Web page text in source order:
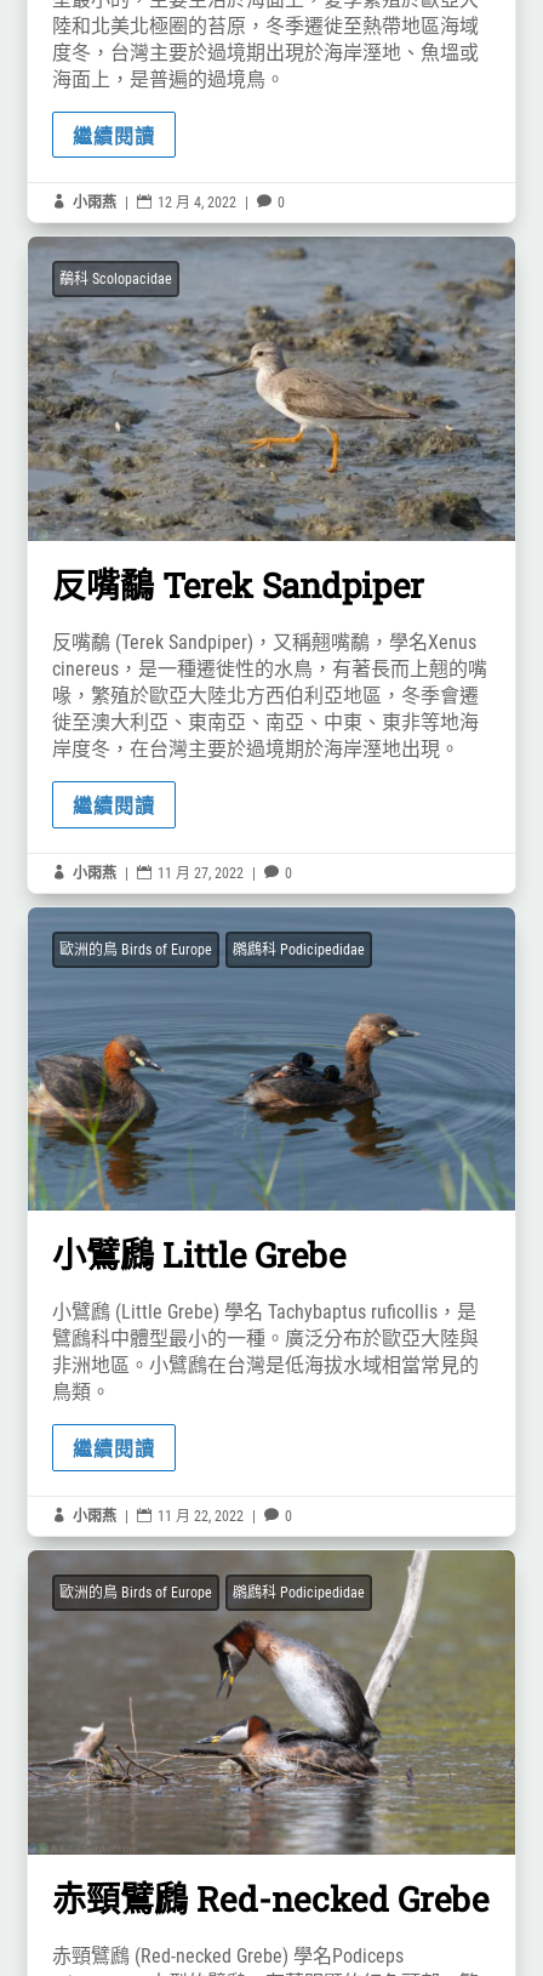
陸和北美北極圈的苔原，冬季遷徙至熱帶地區海域
度冬，台灣主要於過境期出現於海岸溼地、魚塭或
海面上，是普遍的過境鳥。
繼續閱讀
 小雨燕  12 月 4, 2022  0
鷸科 Scolopacidae
反嘴鷸 Terek Sandpiper
反嘴鷸 (Terek Sandpiper)，又稱翹嘴鷸，學名Xenus
cinereus，是一種遷徙性的水鳥，有著長而上翹的嘴
喙，繁殖於歐亞大陸北方西伯利亞地區，冬季會遷
徙至澳大利亞、東南亞、南亞、中東、東非等地海
岸度冬，在台灣主要於過境期於海岸溼地出現。
繼續閱讀
 小雨燕 |  11 月 27, 2022 |  0
歐洲的鳥 Birds of Europe 鸊鷉科 Podicipedidae
小鷿鷉 Little Grebe
小鷿鷉 (Little Grebe) 學名 Tachybaptus ruficollis，是
鷿鷉科中體型最小的一種。廣泛分布於歐亞大陸與
非洲地區。小鷿鷉在台灣是低海拔水域相當常見的
鳥類。
繼續閱讀
 小雨燕  11 月 22, 2022  0
歐洲的鳥 Birds of Europe 鸊鷉科 Podicipedidae
赤頸鷿鷉 Red-necked Grebe
赤頸鷿鷉 (Red-necked Grebe) 學名Podiceps